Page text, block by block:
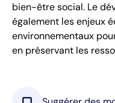
bien-être social. Le
également les enjeux
environnementaux
en préservant les